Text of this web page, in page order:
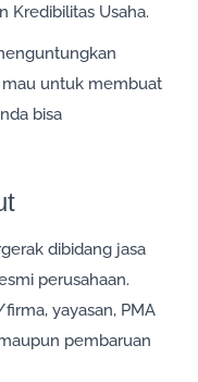
Kredibilitas Usaha.
mau untuk membuat
bisa
dibidang jasa
perusahaan.
yayasan, PMA
pembaruan